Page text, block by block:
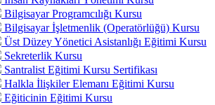
Bilgisayar Programcılığı Kursu
Bilgisayar İşletmenlik (Operatörlüğü) Kursu
Üst Düzey Yönetici Asistanlığı Eğitimi Kursu
Sekreterlik Kursu
Santralist Eğitimi Kursu Sertifikası
Halkla İlişkiler Elemanı Eğitimi Kursu
Eğiticinin Eğitimi Kursu